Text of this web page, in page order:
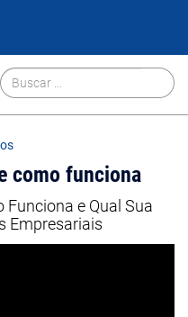
como funciona
Funciona e Qual Sua
Empresariais